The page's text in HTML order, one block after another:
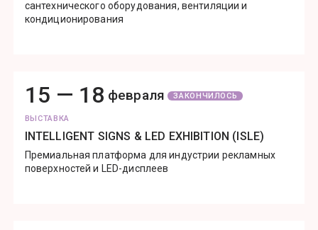
сантехнического оборудования, вентиляции и
кондиционирования
15 — 18 февраля ЗАКОНЧИЛОСЬ
ВЫСТАВКА
INTELLIGENT SIGNS & LED EXHIBITION (ISLE)
Премиальная платформа для индустрии рекламных
поверхностей и LED-дисплеев